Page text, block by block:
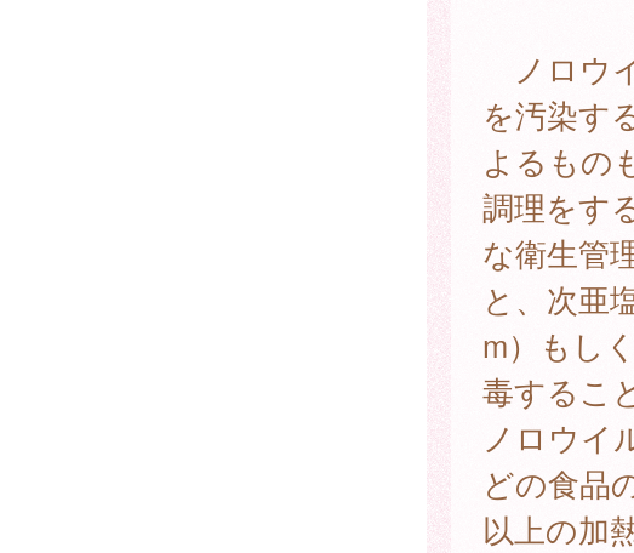
ノロウ
を汚染す
よるもの
調理をす
な衛生管
と、次亜
m）もし
毒するこ
ノロウイ
どの食品
以上の加